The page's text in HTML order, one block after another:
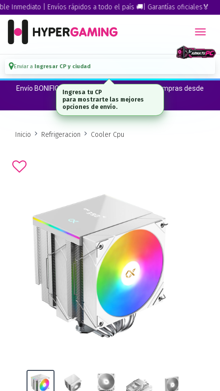
| Envíos rápidos a todo el país 🚚| Garantías oficiales🏅
Enviar a Ingresar CP y ciudad
Envío BONIFICADO a CABA · GBA ·La Plata en compras desde
$300.000*
Inicio Refrigeracion Cooler Cpu
Ingresa tu CP
para mostrarte las mejores
opciones de envío.